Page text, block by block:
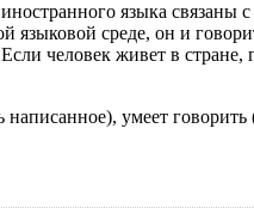
языка
среде, он и
человек живет в
умеет